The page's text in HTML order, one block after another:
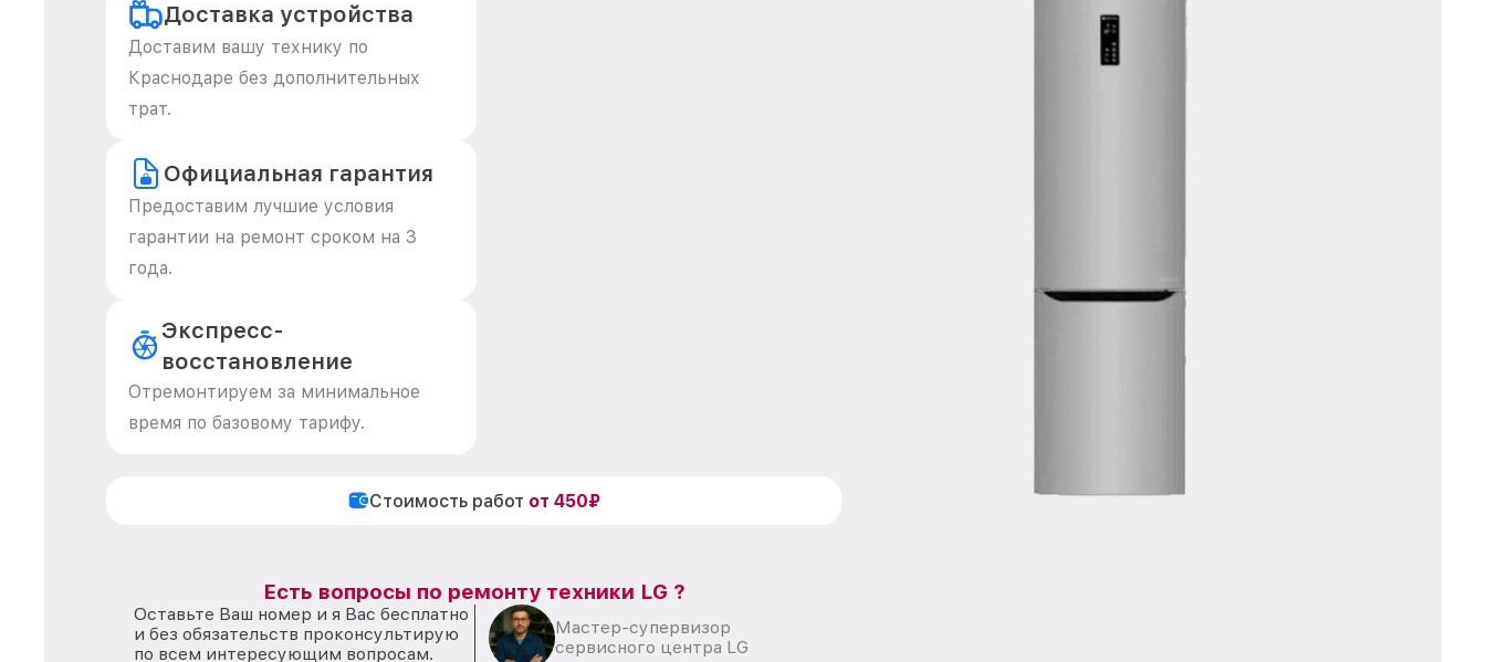
Доставка устройства
Доставим вашу технику по
Краснодаре без дополнительных
трат.
Официальная гарантия
Предоставим лучшие условия
гарантии на ремонт сроком на 3
года.
Экспресс-
восстановление
Отремонтируем за минимальное
время по базовому тарифу.
Стоимость работ от 450₽
Есть вопросы по ремонту техники LG ?
Оставьте Ваш номер и я Вас бесплатно
и без обязательств проконсультирую
по всем интересующим вопросам.
Мастер-супервизор
сервисного центра LG